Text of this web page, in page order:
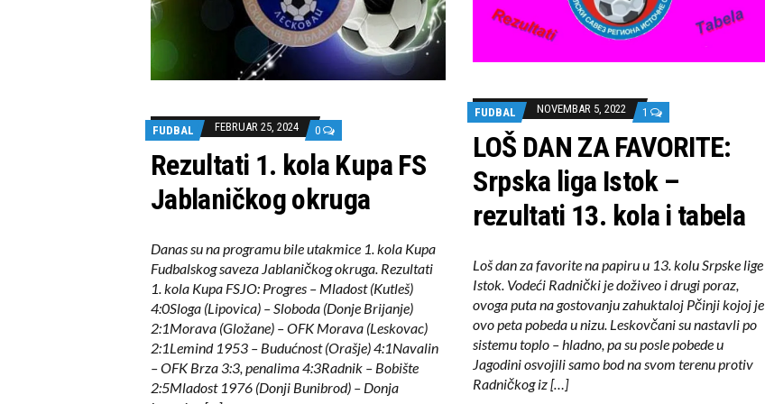
FUDBAL FEBRUAR 25, 2024 0
Rezultati 1. kola Kupa FS
Jablaničkog okruga
Danas su na programu bile utakmice 1. kola Kupa
Fudbalskog saveza Jablaničkog okruga. Rezultati
1. kola Kupa FSJO: Progres – Mladost (Kutleš)
4:0Sloga (Lipovica) – Sloboda (Donje Brijanje)
2:1Morava (Gložane) – OFK Morava (Leskovac)
2:1Lemind 1953 – Budućnost (Orašje) 4:1Navalin
– OFK Brza 3:3, penalima 4:3Radnik – Bobište
2:5Mladost 1976 (Donji Bunibrod) – Donja
FUDBAL NOVEMBAR 5, 2022 1
LOŠ DAN ZA FAVORITE:
Srpska liga Istok –
rezultati 13. kola i tabela
Loš dan za favorite na papiru u 13. kolu Srpske lige
Istok. Vodeći Radnički je doživeo i drugi poraz,
ovoga puta na gostovanju zahuktaloj Pčinji kojoj je
ovo peta pobeda u nizu. Leskovčani su nastavli po
sistemu toplo – hladno, pa su posle pobede u
Jagodini osvojili samo bod na svom terenu protiv
Radničkog iz […]